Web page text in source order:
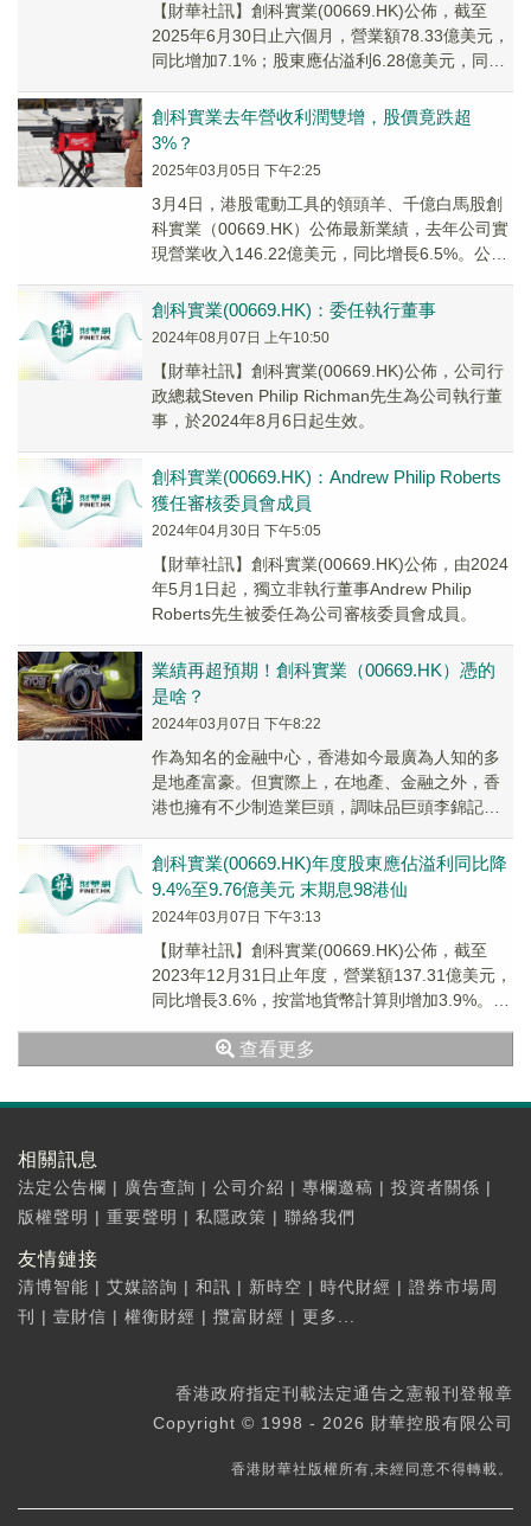
【財華社訊】創科實業(00669.HK)公佈，截至
2025年6月30日止六個月，營業額78.33億美元，
同比增加7.1%；股東應佔溢利6.28億美元，同比
創科實業去年營收利潤雙增，股價竟跌超
3%？
2025年03月05日 下午2:25
3月4日，港股電動工具的領頭羊、千億白馬股創
科實業（00669.HK）公佈最新業績，去年公司實
現營業收入146.22億美元，同比增長6.5%。公司
創科實業(00669.HK)：委任執行董事
2024年08月07日 上午10:50
【財華社訊】創科實業(00669.HK)公佈，公司行
政總裁Steven Philip Richman先生為公司執行董
事，於2024年8月6日起生效。
創科實業(00669.HK)：Andrew Philip Roberts
獲任審核委員會成員
2024年04月30日 下午5:05
【財華社訊】創科實業(00669.HK)公佈，由2024
年5月1日起，獨立非執行董事Andrew Philip
Roberts先生被委任為公司審核委員會成員。
業績再超預期！創科實業（00669.HK）憑的
是啥？
2024年03月07日 下午8:22
作為知名的金融中心，香港如今最廣為人知的多
是地產富豪。但實際上，在地產、金融之外，香
港也擁有不少制造業巨頭，調味品巨頭李錦記、
佼...
創科實業(00669.HK)年度股東應佔溢利同比降
9.4%至9.76億美元 末期息98港仙
2024年03月07日 下午3:13
【財華社訊】創科實業(00669.HK)公佈，截至
2023年12月31日止年度，營業額137.31億美元，
同比增長3.6%，按當地貨幣計算則增加3.9%。股
查看更多
相關訊息
法定公告欄 | 廣告查詢 | 公司介紹 | 專欄邀稿 | 投資者關係 |
版權聲明 | 重要聲明 | 私隱政策 | 聯絡我們
友情鏈接
清博智能 | 艾媒諮詢 | 和訊 | 新時空 | 時代財經 | 證券市場周
刊
| 壹財信 | 權衡財經 | 攬富財經 | 更多...
香港政府指定刊載法定通告之憲報刊登報章
Copyright © 1998 - 2026 財華控股有限公司
香港財華社版權所有,未經同意不得轉載。